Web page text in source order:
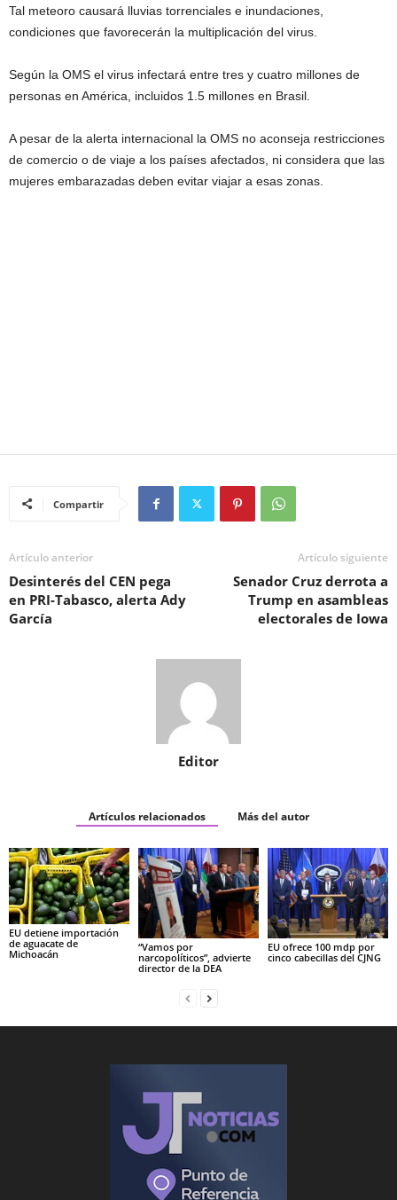
Tal meteoro causará lluvias torrenciales e inundaciones,
condiciones que favorecerán la multiplicación del virus.
Según la OMS el virus infectará entre tres y cuatro millones de
personas en América, incluidos 1.5 millones en Brasil.
A pesar de la alerta internacional la OMS no aconseja restricciones
de comercio o de viaje a los países afectados, ni considera que las
mujeres embarazadas deben evitar viajar a esas zonas.
Compartir
Artículo anterior
Desinterés del CEN pega
en PRI-Tabasco, alerta Ady
García
Artículo siguiente
Senador Cruz derrota a
Trump en asambleas
electorales de Iowa
Editor
Artículos relacionados Más del autor
EU detiene importación
de aguacate de
Michoacán
“Vamos por
narcopolíticos”, advierte
director de la DEA
EU ofrece 100 mdp por
cinco cabecillas del CJNG